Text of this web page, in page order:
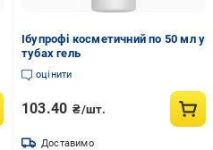
Ібупрофі косметичний по 50 мл у
тубах гель
оцінити
103.40 ₴/шт.
Доставимо